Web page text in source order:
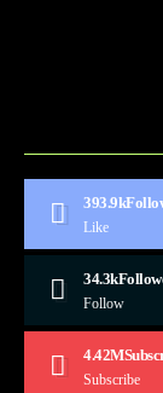
393.9k
Like
34.3k
Follow
4.42M
Subscribe